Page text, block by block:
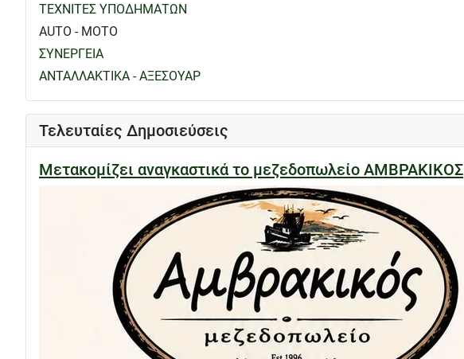
ΤΕΧΝΙΤΕΣ ΥΠΟΔΗΜΑΤΩΝ
AUTO - MOTO
ΣΥΝΕΡΓΕΙΑ
ΑΝΤΑΛΛΑΚΤΙΚΑ - ΑΞΕΣΟΥΑΡ
Τελευταίες Δημοσιεύσεις
Μετακομίζει αναγκαστικά το μεζεδοπωλείο ΑΜΒΡΑΚΙΚΟΣ